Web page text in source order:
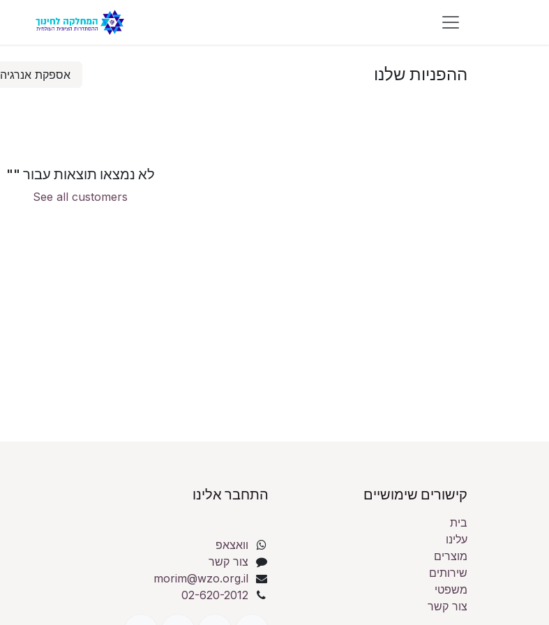
ההפניות שלנו אספקת אנרגיה
לא נמצאו תוצאות עבור ""
See all customers
קישורים שימושיים
בית
עלינו
מוצרים
שירותים
משפטי
צור קשר
התחבר אלינו
וואצאפ
צור קשר
morim@wzo.org.il
02-620-2012